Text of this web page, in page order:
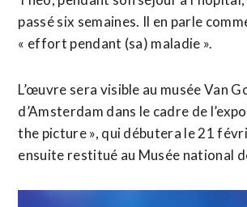
passé six semaines. Il en parle
« effort pendant (sa) maladie ».
L’œuvre sera visible au musée Van
d’Amsterdam dans le cadre de
the picture », qui débutera le 21
ensuite restitué au Musée national